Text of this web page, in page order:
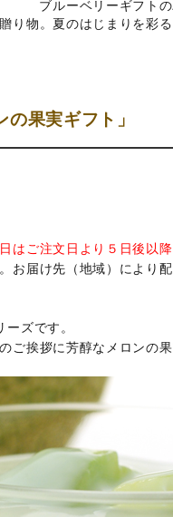
り物。夏のはじまりを彩
果実ギフト」
ご注文日より５日後以降
届け先（地域）により
ズです。
ご挨拶に芳醇なメロンの果